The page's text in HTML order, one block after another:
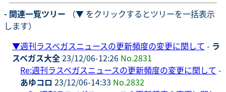
- 関連一覧ツリー （▼ をクリックするとツリーを一括表示
します）
▼週刊ラスベガスニュースの更新頻度の変更に関して - ラ
スベガス大全23/12/06-12:26 No.2831
Re:週刊ラスベガスニュースの更新頻度の変更に関して -
あゆコロ 23/12/06-14:33 No.2832